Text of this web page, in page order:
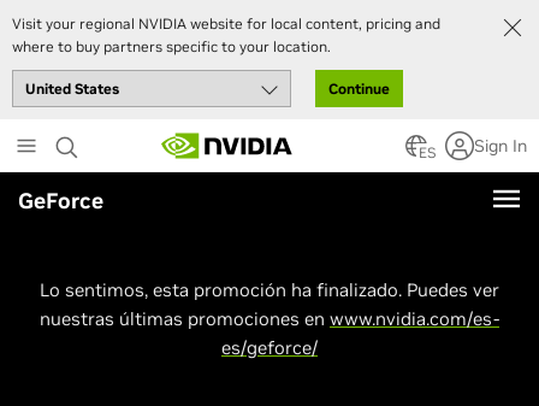
Visit your regional NVIDIA website for local content, pricing and
where to buy partners specific to your location.
Continue
to
main
content
ES Sign In
GeForce
Lo sentimos, esta promoción ha finalizado. Puedes ver
nuestras últimas promociones en www.nvidia.com/es-
es/geforce/